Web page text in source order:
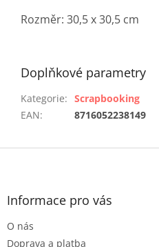
Rozměr: 30,5 x 30,5 cm
Doplňkové parametry
Kategorie: Scrapbooking
EAN: 8716052238149
Z
Informace pro vás
O nás
Doprava a platba